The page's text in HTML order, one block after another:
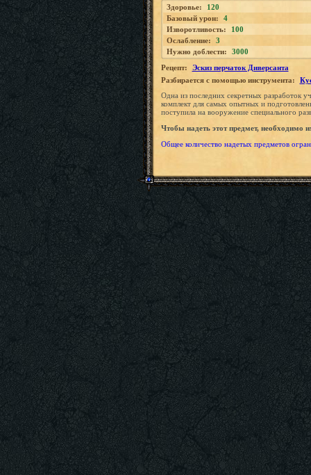
Здоровье:
120
Базовый урон:
4
Изворотливость:
100
Ослабление:
3
Нужно доблести:
3000
Рецепт:
Эскиз перчаток Диверсанта
Разбирается с помощью инструмента:
Одна из последних секретных разработок
комплект для самых опытных и
поступила на вооружение специального
Чтобы надеть этот предмет, необходимо
Общее количество надетых предметов